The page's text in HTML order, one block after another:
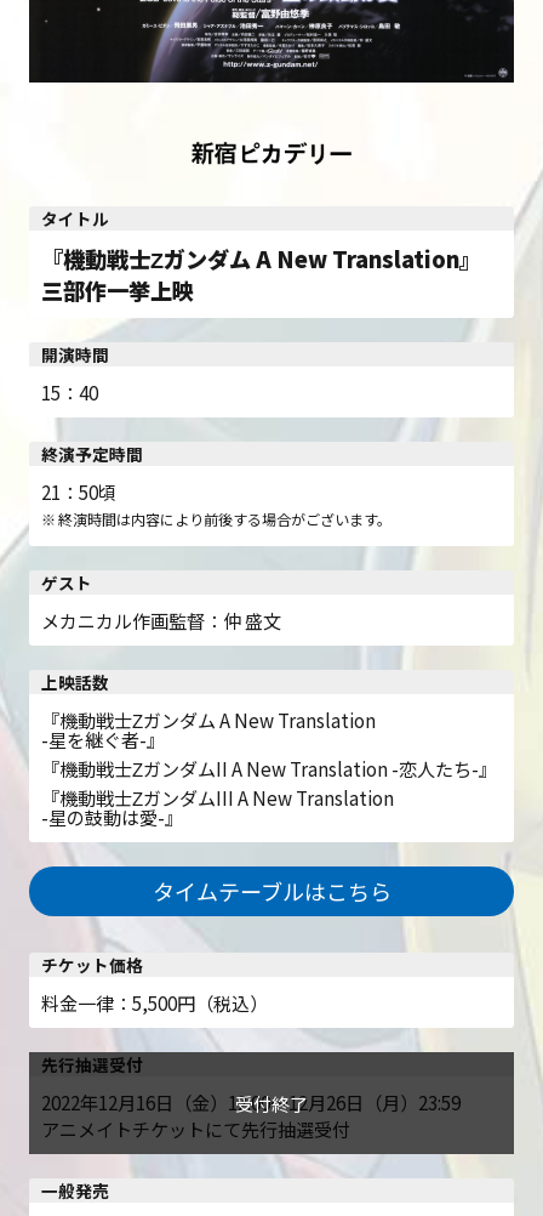
タイトル
『機動戦士Ζガンダム A New Translation』
三部作一挙上映
開演時間
15：40
終演予定時間
21：50頃
終演時間は内容により前後する場合がございます。
ゲスト
メカニカル作画監督：仲 盛文
上映話数
『機動戦士ΖガンダムA New Translation
-星を継ぐ者-』
『機動戦士ΖガンダムIIA New Translation-恋人たち-』
『機動戦士ΖガンダムIIIA New Translation
-星の鼓動は愛-』
タイムテーブルはこちら
チケット価格
料金一律：5,500円（税込）
先行抽選受付
2022年12月16日（金）12:00～12月26日（月）23:59
アニメイトチケットにて先行抽選受付
一般発売